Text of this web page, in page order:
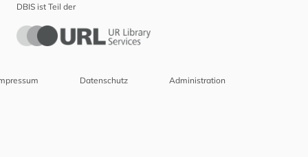
DBIS ist Teil der
Datenschutz Administration